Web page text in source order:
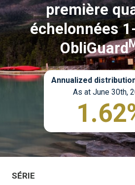
première
échelonnées
ObliGuard
Annualized
As at June 30th,
SÉRIE